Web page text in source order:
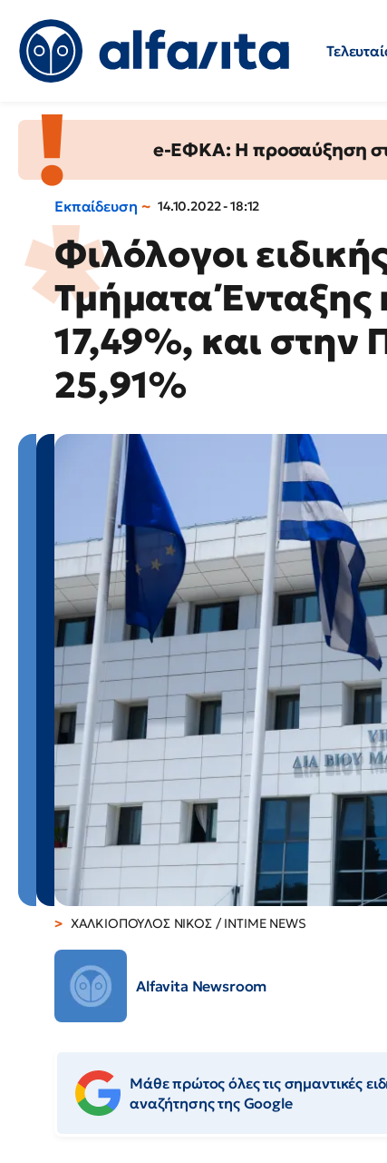
e-ΕΦΚΑ: Η προσαύξηση
Εκπαίδευση 14.10.2022 - 18:12
Φιλόλογοι
Τμήματα
17,49%, και
25,91%
ΧΑΛΚΙΟΠΟΥΛΟΣ ΝΙΚΟΣ / INTIME NEWS
Alfavita Newsroom
Μάθε πρώτος όλες τις σημαντικές
αναζήτησης της Google